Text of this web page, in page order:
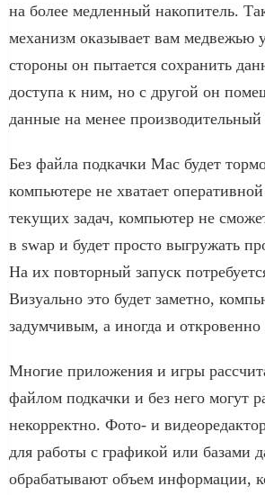
на более медленный накопитель.
механизм оказывает вам медвежью
стороны он пытается сохранить
доступа к ним, но с другой он
данные на менее
Без файла подкачки Mac будет
компьютере не хватает
текущих задач, компьютер не
в swap и будет просто выгружать
На их повторный запуск
Визуально это будет заметно,
задумчивым, а иногда и
Многие приложения и игры
файлом подкачки и без него могут
некорректно. Фото- и
для работы с графикой или базами
обрабатывают объем информации,